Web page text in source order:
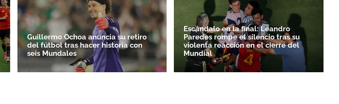
Guillermo Ochoa anuncia su retiro
del fútbol tras hacer historia con
seis Mundales
Escándalo en la final: Leandro
Paredes rompe el silencio tras su
violenta reacción en el cierre del
Mundial